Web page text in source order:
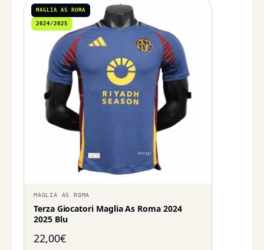
MAGLIA AS ROMA
2024/2025
MAGLIA AS ROMA
Terza Giocatori Maglia As Roma 2024
2025 Blu
22,00€